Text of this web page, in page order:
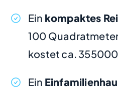
Ein kompaktes
100
kostet ca.
Ein